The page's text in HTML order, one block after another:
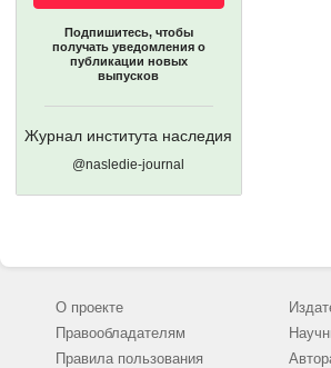
Подпишитесь, чтобы
получать уведомления о
публикации новых
выпусков
Журнал института наследия
@nasledie-journal
О проекте
Правообладателям
Правила пользования